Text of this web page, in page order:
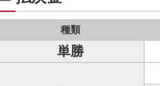
種類
単勝